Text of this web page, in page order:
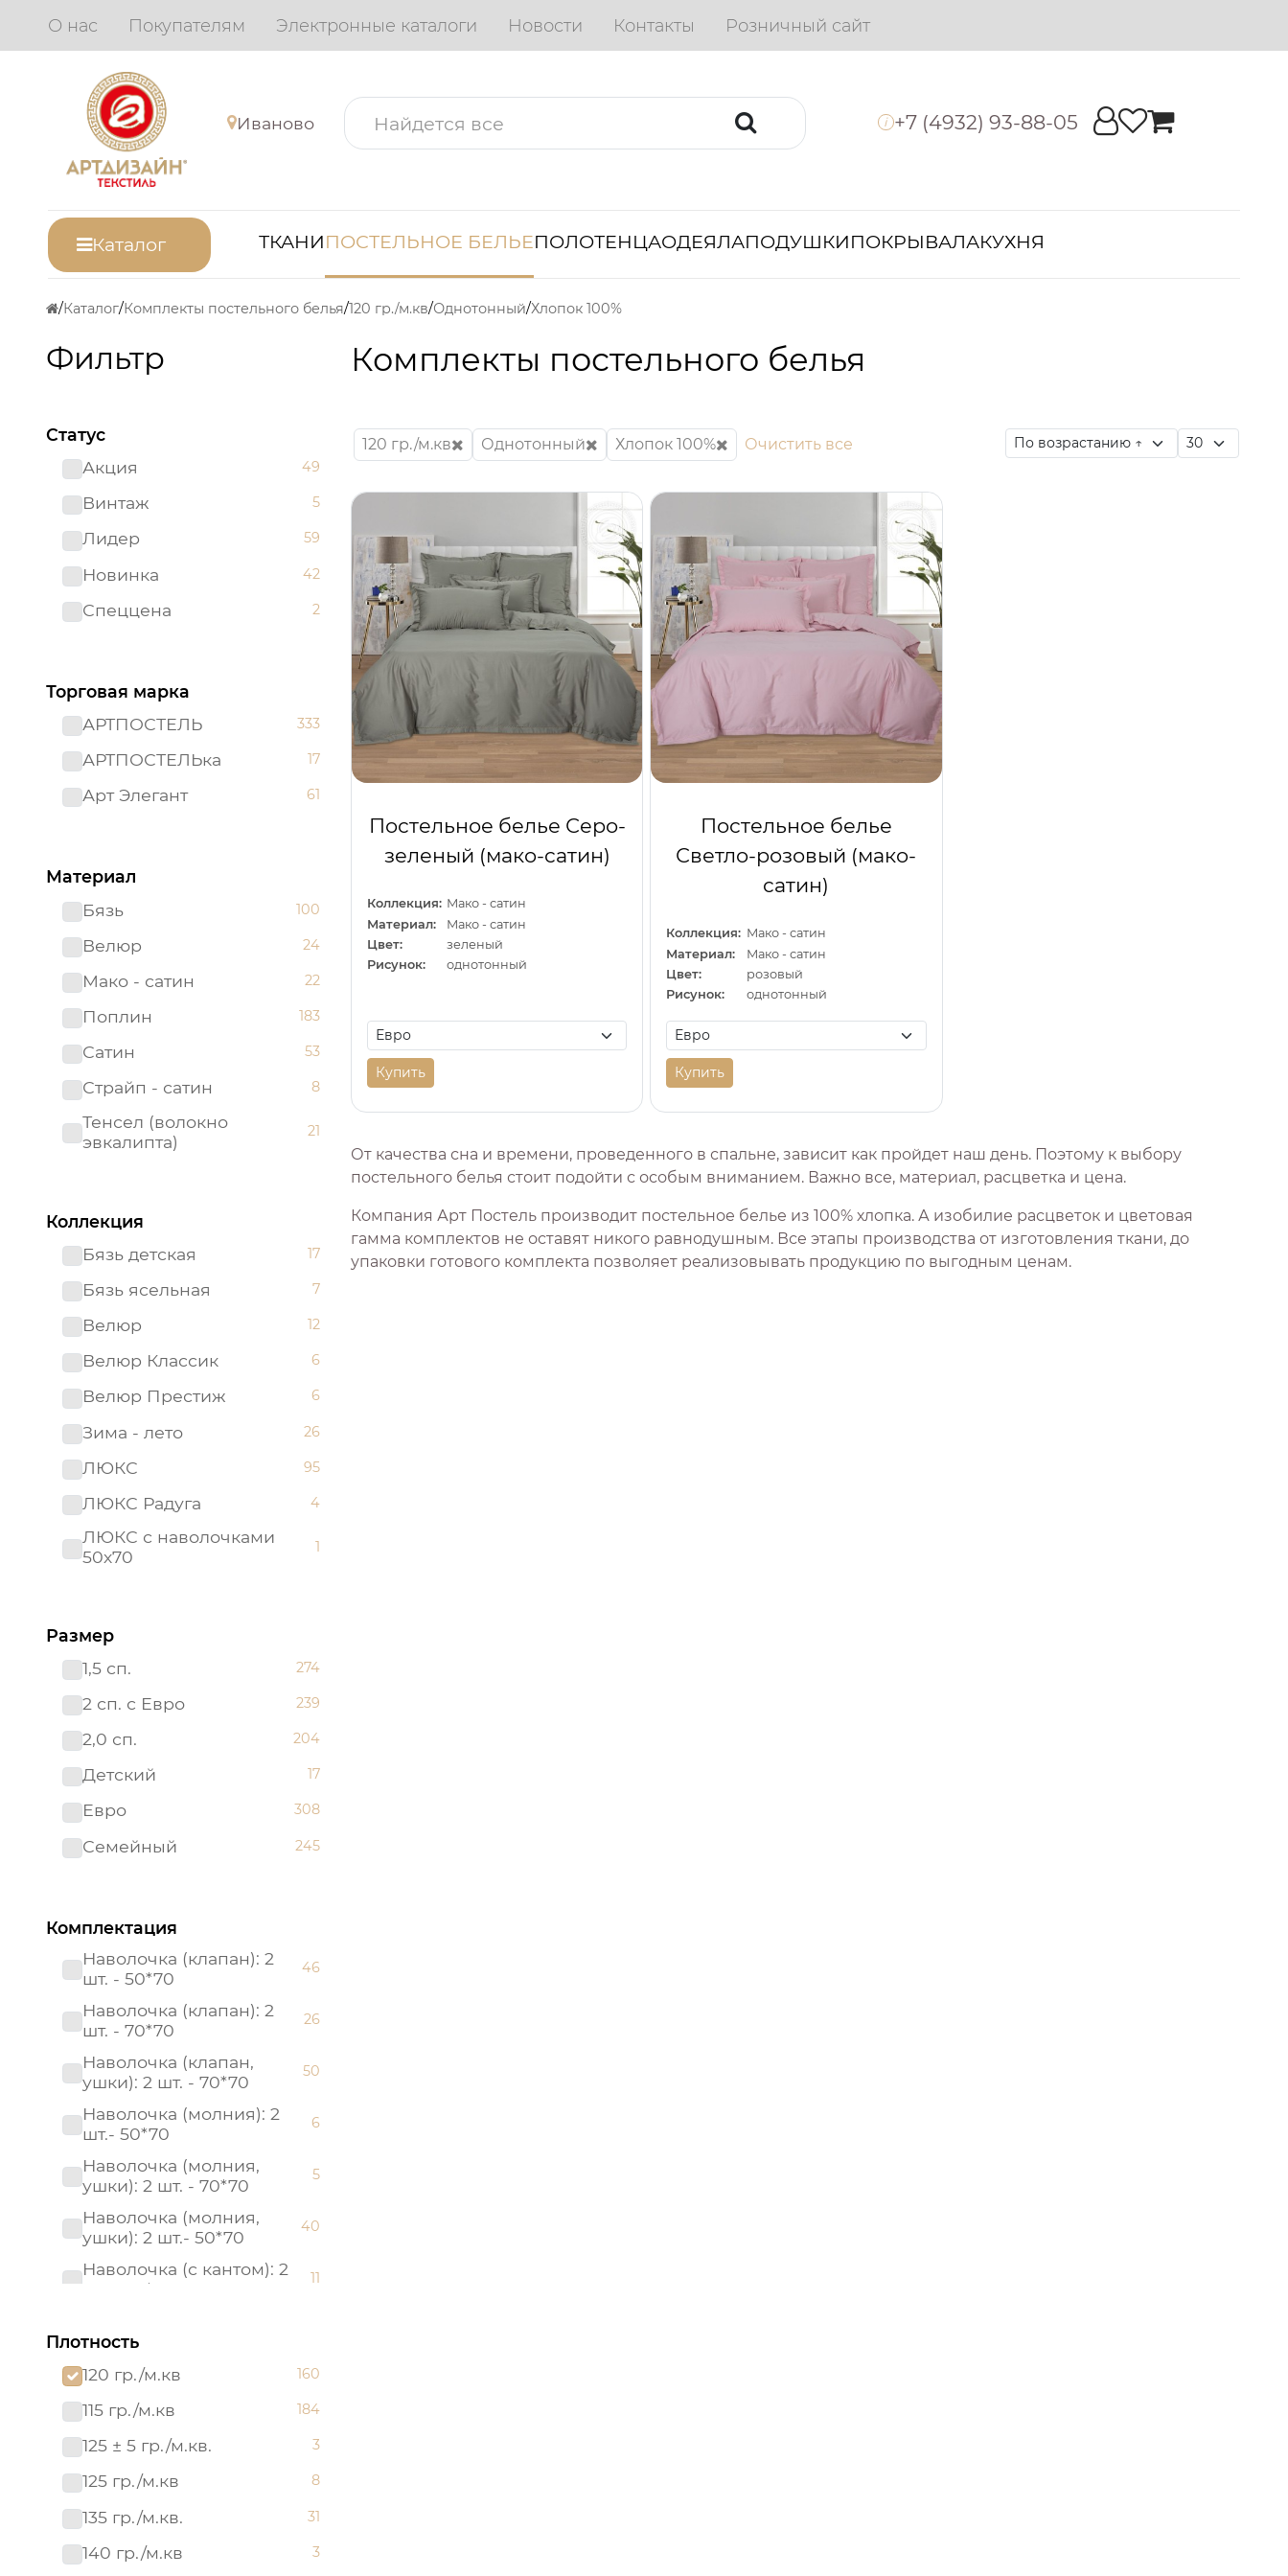
О нас Покупателям Электронные каталоги Новости Контакты Розничный сайт
Иваново i +7 (4932) 93-88-05
Каталог ТКАНИПОСТЕЛЬНОЕ БЕЛЬЕПОЛОТЕНЦАОДЕЯЛАПОДУШКИПОКРЫВАЛАКУХНЯ
Каталог Комплекты постельного белья 120 гр./м.кв Однотонный Хлопок 100%
Фильтр
Статус
Акция
49
Винтаж 5
Лидер 59
Новинка 42
Спеццена 2
Торговая марка
АРТПОСТЕЛЬ
333
АРТПОСТЕЛЬка 17
Арт Элегант 61
Материал
Бязь
100
Велюр 24
Мако - сатин 22
Поплин 183
Сатин 53
Страйп - сатин 8
Тенсел (волокно
эвкалипта)
21
Коллекция
Бязь детская
17
Бязь ясельная 7
Велюр 12
Велюр Классик 6
Велюр Престиж 6
Зима - лето 26
ЛЮКС 95
ЛЮКС Радуга 4
ЛЮКС с наволочками
50х70
1
Мако - сатин
Поплин детский 26
Поплин ясельный 10
Премиум 82
Престиж 25
Россия 21
Россия (Подарочная
Размер
1,5 сп.
274
2 сп. с Евро 239
2,0 сп. 204
Детский 17
Евро 308
Семейный 245
Комплектация
Наволочка (клапан): 2
шт. - 50*70
46
Наволочка (клапан): 2
шт. - 70*70
26
Наволочка (клапан,
ушки): 2 шт. - 70*70
50
Наволочка (молния): 2
шт.- 50*70
6
Наволочка (молния,
ушки): 2 шт. - 70*70
5
Наволочка (молния,
ушки): 2 шт.- 50*70
40
Наволочка (с кантом): 2
шт. - 50*70
11
шт. - 70*70
Наволочка: 1 шт. - 40*60 17
Наволочка: 2 шт.- 50*70 6
Наволочка: 2 шт.- 70*70 6
Пододеяльник (молния):
40
Пододеяльник (молния):
1 шт. - 215*175
Плотность
120 гр./м.кв
160
115 гр./м.кв 184
125 ± 5 гр./м.кв. 3
125 гр./м.кв 8
135 гр./м.кв. 31
140 гр./м.кв 3
Комплекты постельного белья
120 гр./м.кв Однотонный Хлопок 100% Очистить все
Постельное белье Серо-
зеленый (мако-сатин)
Коллекция: Мако - сатин
Материал:
Мако - сатин
Цвет:
зеленый
Рисунок:
однотонный
Купить
Постельное белье
Светло-розовый (мако-
сатин)
Коллекция: Мако - сатин
Материал:
Мако - сатин
Цвет:
розовый
Рисунок:
однотонный
Купить
От качества сна и времени, проведенного в спальне, зависит как пройдет наш день. Поэтому к выбору
постельного белья стоит подойти с особым вниманием. Важно все, материал, расцветка и цена.
Компания Арт Постель производит постельное белье из 100% хлопка. А изобилие расцветок и цветовая
гамма комплектов не оставят никого равнодушным. Все этапы производства от изготовления ткани, до
упаковки готового комплекта позволяет реализовывать продукцию по выгодным ценам.